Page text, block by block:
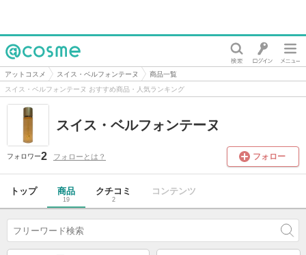
@cosme
アットコスメ スイス・ベルフォンテーヌ
商品一覧
スイス・ベルフォンテーヌ おすすめ商品・人気ランキング
スイス・ベルフォンテーヌ
フォロワー2 フォローとは？ フォロー
トップ 商品
19
クチコミ
2
コンテンツ